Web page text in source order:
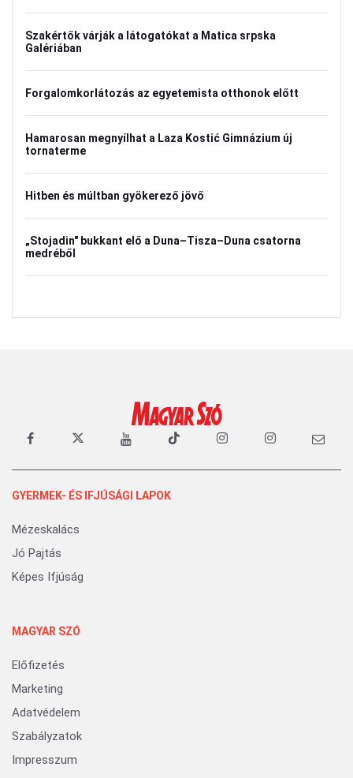
Szakértők várják a látogatókat a Matica srpska
Galériában
Forgalomkorlátozás az egyetemista otthonok előtt
Hamarosan megnyílhat a Laza Kostić Gimnázium új
tornaterme
Hitben és múltban gyökerező jövő
„Stojadin" bukkant elő a Duna–Tisza–Duna csatorna
medréből
GYERMEK- ÉS IFJÚSÁGI LAPOK
Mézeskalács
Jó Pajtás
Képes Ifjúság
MAGYAR SZÓ
Előfizetés
Marketing
Adatvédelem
Szabályzatok
Impresszum